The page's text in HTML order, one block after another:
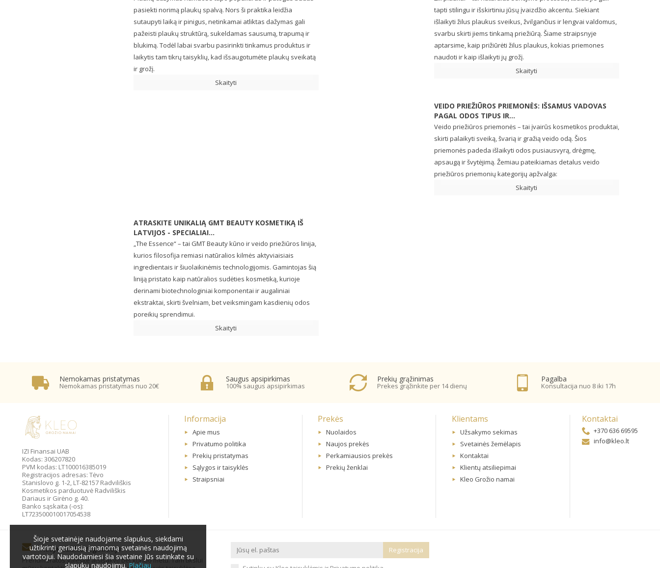
pasiekti norimą plaukų spalvą. Nors ši praktika leidžia
sutaupyti laiką ir pinigus, netinkamai atliktas dažymas gali
pažeisti plaukų struktūrą, sukeldamas sausumą, trapumą ir
blukimą. Todėl labai svarbu pasirinkti tinkamus produktus ir
laikytis tam tikrų taisyklių, kad išsaugotumėte plaukų sveikatą
ir grožį.
Skaityti
tapti stilingu ir išskirtiniu jūsų įvaizdžio akcentu. Siekiant
išlaikyti žilus plaukus sveikus, žvilgančius ir lengvai valdomus,
svarbu skirti jiems tinkamą priežiūrą. Šiame straipsnyje
aptarsime, kaip prižiūrėti žilus plaukus, kokias priemones
naudoti ir kaip išlaikyti jų grožį.
Skaityti
VEIDO PRIEŽIŪROS PRIEMONĖS: IŠSAMUS VADOVAS
PAGAL ODOS TIPUS IR...
Veido priežiūros priemonės – tai įvairūs kosmetikos produktai,
skirti palaikyti sveiką, švarią ir gražią veido odą. Šios
priemonės padeda išlaikyti odos pusiausvyrą, drėgmę,
apsaugą ir švytėjimą. Žemiau pateikiamas detalus veido
priežiūros priemonių kategorijų apžvalga:
Skaityti
ATRASKITE UNIKALIĄ GMT BEAUTY KOSMETIKĄ IŠ
LATVIJOS - SPECIALIAI...
„The Essence“ – tai GMT Beauty kūno ir veido priežiūros linija,
kurios filosofija remiasi natūralios kilmės aktyviaisiais
ingredientais ir šiuolaikinėmis technologijomis. Gamintojas šią
liniją pristato kaip natūralios sudėties kosmetiką, kurioje
derinami biotechnologiniai komponentai ir augaliniai
ekstraktai, skirti švelniam, bet veiksmingam kasdienių odos
poreikių sprendimui.
Skaityti
Nemokamas pristatymas
Nemokamas pristatymas nuo 20€
Saugus apsipirkimas
100% saugus apsipirkimas
Prekių grąžinimas
Prekes grąžinkite per 14 dienų
Pagalba
Konsultacija nuo 8 iki 17h
IZI Finansai UAB
Kodas: 306207820
PVM kodas: LT100016385019
Registracijos adresas: Tėvo
Stanislovo g. 1-2, LT-82157 Radviliškis
Kosmetikos parduotuvė Radviliškis
Dariaus ir Girėno g. 40.
Banko sąskaita (-os):
LT723500010017054538
Informacija
Apie mus
Privatumo politika
Prekių pristatymas
Sąlygos ir taisyklės
Straipsniai
Prekės
Nuolaidos
Naujos prekės
Perkamiausios prekės
Prekių ženklai
Klientams
Užsakymo sekimas
Svetainės žemėlapis
Kontaktai
Klientų atsiliepimai
Kleo Grožio namai
Kontaktai
+370 636 69595
info@kleo.lt
Šioje svetainėje naudojame slapukus, siekdami
užtikrinti geriausią įmanomą svetainės naudojimą
vartotojui. Naudodamiesi šia svetaine Jūs sutinkate su
slapukų naudojimu. Plačiau
Naujienlaiškio registracija
Prenumeratos galėsite atsisakyti bet kuriuo metu. Tam tikslui